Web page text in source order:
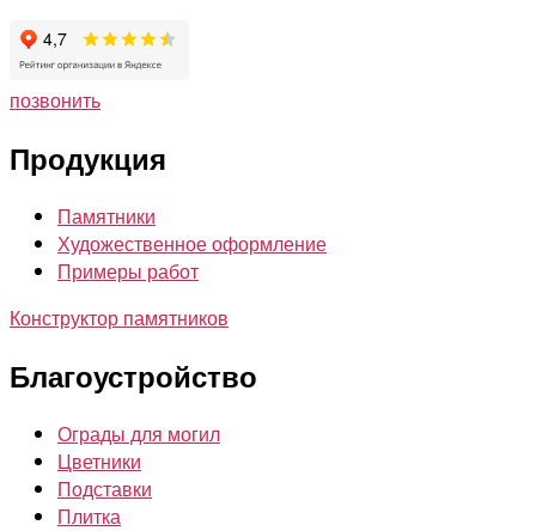
позвонить
Продукция
Памятники
Художественное оформление
Примеры работ
Конструктор памятников
Благоустройство
Ограды для могил
Цветники
Подставки
Плитка